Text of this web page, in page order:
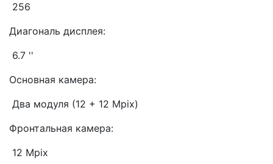
256
Диагональ дисплея:
6.7 ''
Основная камера:
Два модуля (12 + 12 Mpix)
Фронтальная камера:
12 Mpix